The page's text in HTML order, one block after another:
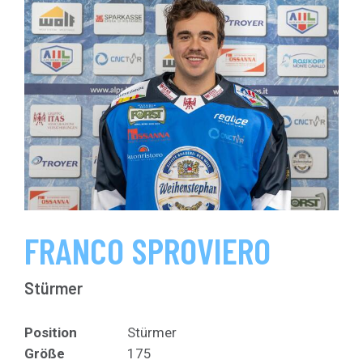
FRANCO SPROVIERO
Stürmer
Position
Stürmer
Größe
175